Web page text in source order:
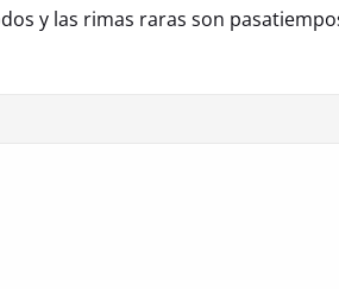
y las rimas raras son